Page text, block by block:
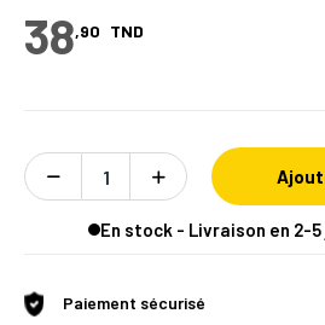
38,90 TND
En stock - Livraison en 2-
Paiement sécurisé